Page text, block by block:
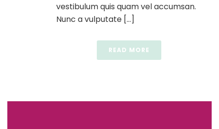
vestibulum quis quam vel accumsan.
Nunc a vulputate [...]
READ MORE